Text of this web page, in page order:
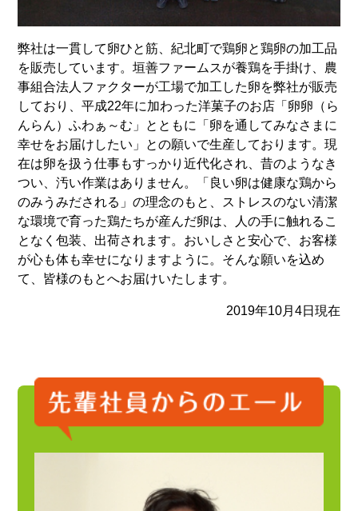
弊社は一貫して卵ひと筋、紀北町で鶏卵と鶏卵の加工品
を販売しています。垣善ファームスが養鶏を手掛け、農
事組合法人ファクターが工場で加工した卵を弊社が販売
しており、平成22年に加わった洋菓子のお店「卵卵（ら
んらん）ふわぁ～む」とともに「卵を通してみなさまに
幸せをお届けしたい」との願いで生産しております。現
在は卵を扱う仕事もすっかり近代化され、昔のようなき
つい、汚い作業はありません。「良い卵は健康な鶏から
のみうみだされる」の理念のもと、ストレスのない清潔
な環境で育った鶏たちが産んだ卵は、人の手に触れるこ
となく包装、出荷されます。おいしさと安心で、お客様
が心も体も幸せになりますように。そんな願いを込め
て、皆様のもとへお届けいたします。
2019年10月4日現在